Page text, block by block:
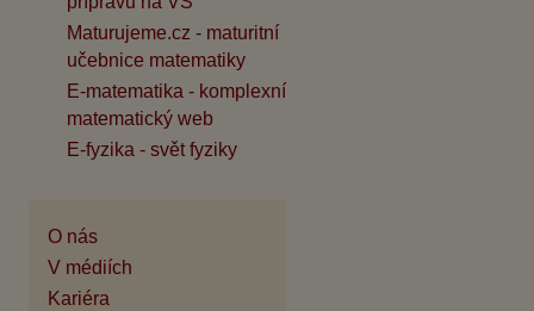
Maturujeme.cz - maturitní
učebnice matematiky
E-matematika - komplexní
matematický web
E-fyzika - svět fyziky
O nás
V médiích
Kariéra